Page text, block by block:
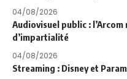
04/08/2026
Audiovisuel public :
d’impartialité
04/08/2026
Streaming : Disney et